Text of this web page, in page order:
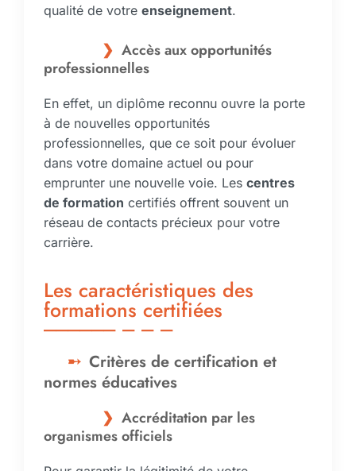
qualité de votre enseignement.
Accès aux opportunités
professionnelles
En effet, un diplôme reconnu ouvre la porte
à de nouvelles opportunités
professionnelles, que ce soit pour évoluer
dans votre domaine actuel ou pour
emprunter une nouvelle voie. Les centres
de formation certifiés offrent souvent un
réseau de contacts précieux pour votre
carrière.
Les caractéristiques des
formations certifiées
Critères de certification et
normes éducatives
Accréditation par les
organismes officiels